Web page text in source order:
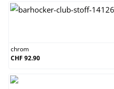
chrom
CHF 92.90